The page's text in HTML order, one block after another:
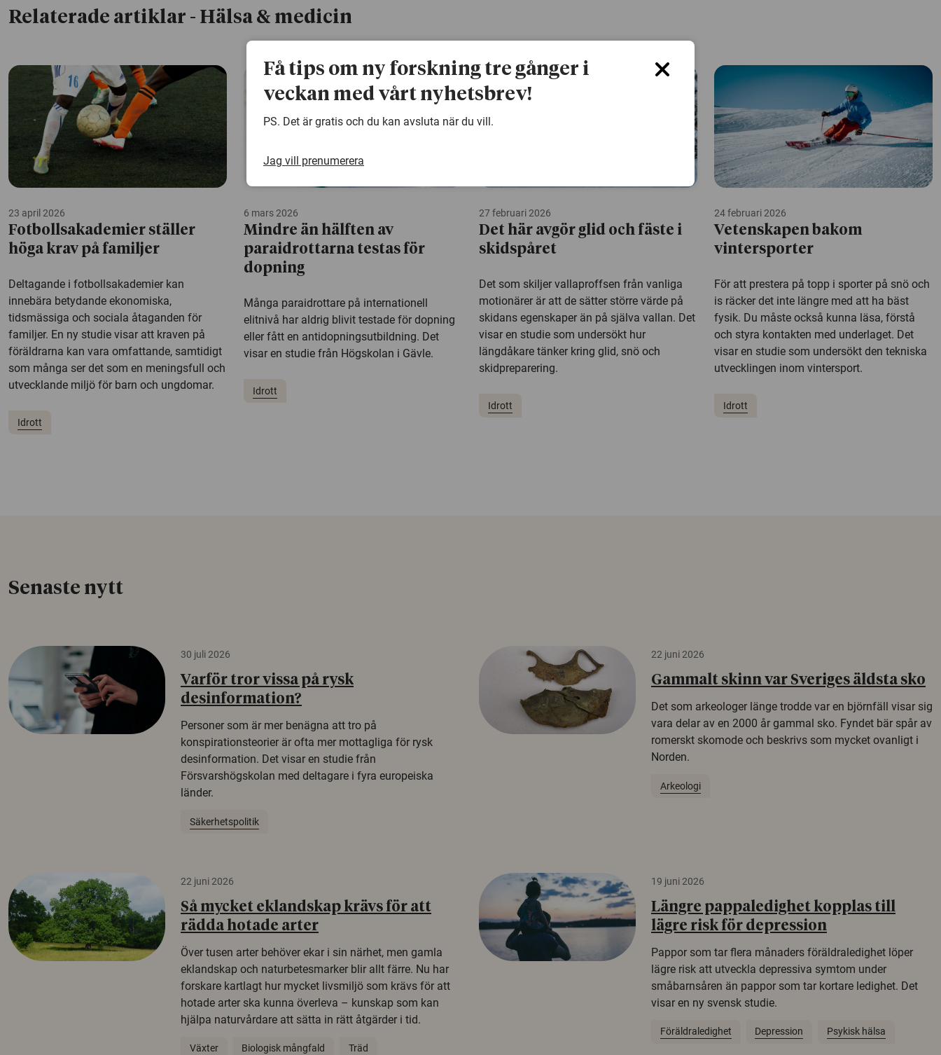
Relaterade artiklar - Hälsa & medicin
23 april 2026
Fotbollsakademier ställer
höga krav på familjer
Deltagande i fotbollsakademier kan
innebära betydande ekonomiska,
tidsmässiga och sociala åtaganden för
familjer. En ny studie visar att kraven på
föräldrarna kan vara omfattande, samtidigt
som många ser det som en meningsfull och
utvecklande miljö för barn och ungdomar.
Idrott
6 mars 2026
Mindre än hälften av
paraidrottarna testas för
dopning
Många paraidrottare på internationell
elitnivå har aldrig blivit testade för dopning
eller fått en antidopningsutbildning. Det
visar en studie från Högskolan i Gävle.
Idrott
27 februari 2026
Det här avgör glid och fäste i
skidspåret
Det som skiljer vallaproffsen från vanliga
motionärer är att de sätter större värde på
skidans egenskaper än på själva vallan. Det
visar en studie som undersökt hur
längdåkare tänker kring glid, snö och
skidpreparering.
Idrott
24 februari 2026
Vetenskapen bakom
vintersporter
För att prestera på topp i sporter på snö och
is räcker det inte längre med att ha bäst
fysik. Du måste också kunna läsa, förstå
och styra kontakten med underlaget. Det
visar en studie som undersökt den tekniska
utvecklingen inom vintersport.
Idrott
Senaste nytt
30 juli 2026
Varför tror vissa på rysk
desinformation?
Personer som är mer benägna att tro på
konspirationsteorier är ofta mer mottagliga för rysk
desinformation. Det visar en studie från
Försvarshögskolan med deltagare i fyra europeiska
länder.
Säkerhetspolitik
22 juni 2026
Gammalt skinn var Sveriges äldsta sko
Det som arkeologer länge trodde var en björnfäll visar sig
vara delar av en 2000 år gammal sko. Fyndet bär spår av
romerskt skomode och beskrivs som mycket ovanligt i
Norden.
Arkeologi
22 juni 2026
Så mycket eklandskap krävs för att
rädda hotade arter
Över tusen arter behöver ekar i sin närhet, men gamla
eklandskap och naturbetesmarker blir allt färre. Nu har
forskare kartlagt hur mycket livsmiljö som krävs för att
hotade arter ska kunna överleva – kunskap som kan
hjälpa naturvårdare att sätta in rätt åtgärder i tid.
Växter Biologisk mångfald Träd
19 juni 2026
Längre pappaledighet kopplas till
lägre risk för depression
Pappor som tar flera månaders föräldraledighet löper
lägre risk att utveckla depressiva symtom under
småbarnsåren än pappor som tar kortare ledighet. Det
visar en ny svensk studie.
Föräldraledighet Depression Psykisk hälsa
Få tips om ny forskning tre gånger i
veckan med vårt nyhetsbrev!
PS. Det är gratis och du kan avsluta när du vill.
Jag vill prenumerera